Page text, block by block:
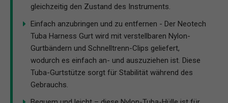
gleichzeitig den Zustand des Instruments.
Einfach anzubringen und zu entfernen - Der Neotech
Tuba Harness Gurt wird mit verstellbaren Nylon-
Gurtbändern und Schnelltrenn-Clips geliefert,
wodurch es einfach an- und auszuziehen ist. Diese
Tuba-Gurtstütze sorgt für Stabilität während des
Gebrauchs.